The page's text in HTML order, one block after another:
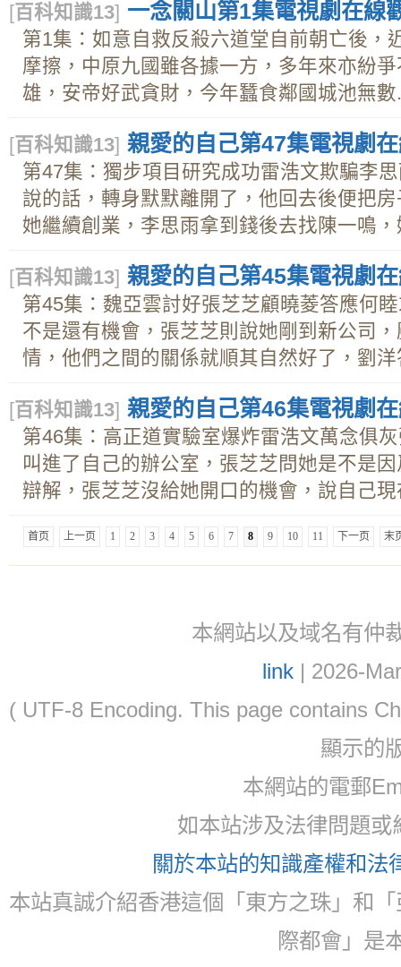
[百科知識13] 一念關山第1集電視劇在線
第1集：如意自救反殺六道堂自前朝亡後，
摩擦，中原九國雖各據一方，多年來亦紛
雄，安帝好武貪財，今年蠶食鄰國城池無數
[百科知識13] 親愛的自己第47集電視劇
第47集：獨步項目研究成功雷浩文欺騙李
說的話，轉身默默離開了，他回去後便把
她繼續創業，李思雨拿到錢後去找陳一鳴，
[百科知識13] 親愛的自己第45集電視劇
第45集：魏亞雲討好張芝芝顧曉菱答應何
不是還有機會，張芝芝則說她剛到新公司
情，他們之間的關係就順其自然好了，劉洋
[百科知識13] 親愛的自己第46集電視劇
第46集：高正道實驗室爆炸雷浩文萬念俱
叫進了自己的辦公室，張芝芝問她是不是
辯解，張芝芝沒給她開口的機會，說自己現
首页 上一页 1 2 3 4 5 6 7 8 9 10 11 下一页 末
本網站以及域名有仲
link| 2026-
( UTF-8 Encoding. This page contains
顯示的
本網站的電郵
如本站涉及法律問題
關於本站的知識產權和法
本站真誠介紹香港這個「東方之珠」和
際都會」是